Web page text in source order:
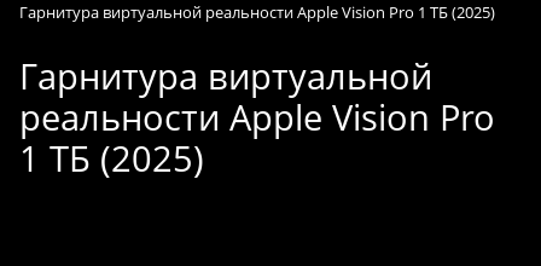
Гарнитура виртуальной реальности Apple Vision Pro 1 ТБ (2025)
Гарнитура виртуальной
реальности Apple Vision Pro
1 ТБ (2025)